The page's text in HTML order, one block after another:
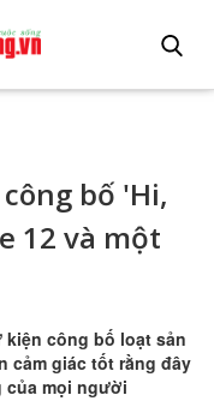
bố 'Hi,
12 và một
công bố loạt sản
cảm giác tốt rằng đây
của mọi người